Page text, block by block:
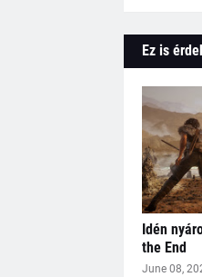
Ez is
Idén
the End
June 08,